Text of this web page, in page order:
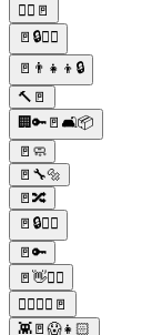
🙅‍♀️🚪
🚪🔒👮‍♂️
🚪👨‍👧‍👦🔒
🔨🚪
🏢🔑🚪🛋️📦
🚪🧼
🚪🔧🔩
🚪🔀
🚪🔒🚶‍♂️
🚪🔑
🚪👋🏃‍♀️
🚶‍♂️🚶‍♀️🚪
👾🚪😱👧🏻